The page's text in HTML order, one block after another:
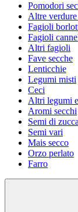
Pomodori
Altre verdure
Fagioli
Fagioli
Altri fagioli
Fave secche
Lenticchie
Legumi misti
Ceci
Altri legumi
Aromi secchi
Semi di zucca
Semi vari
Mais secco
Orzo perlato
Farro